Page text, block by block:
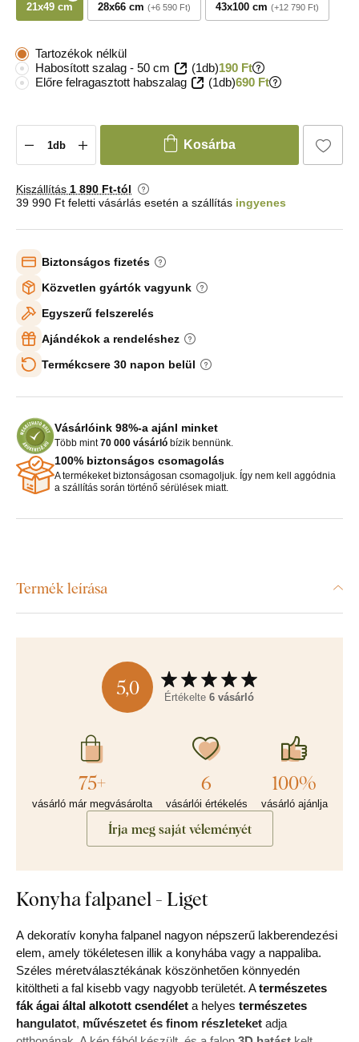
21x49 cm 28x66 cm +6 590 Ft 43x100 cm +12 790 Ft
Tartozékok nélkül
Habosított szalag - 50 cm
(1db)190 Ft
Előre felragasztott habszalag
(1db)690 Ft
Kosárba
Kiszállítás 1 890 Ft-tól
39 990 Ft feletti vásárlás esetén a szállítás ingyenes
Biztonságos fizetés
Közvetlen gyártók vagyunk
Egyszerű felszerelés
Ajándékok a rendeléshez
Termékcsere 30 napon belül
Vásárlóink 98%-a ajánl minket
Több mint70 000 vásárló bízik bennünk.
100% biztonságos csomagolás
A termékeket biztonságosan csomagoljuk. Így nem kell aggódnia
a szállítás során történő sérülések miatt.
Termék leírása
5,0 Értékelte 6 vásárló
75+
vásárló már megvásárolta
6
vásárlói értékelés
100%
vásárló ajánlja
Írja meg saját véleményét
Konyha falpanel - Liget
A dekoratív konyha falpanel nagyon népszerű lakberendezési
elem, amely tökéletesen illik a konyhába vagy a nappaliba.
Széles méretválasztékának köszönhetően könnyedén
kitöltheti a fal kisebb vagy nagyobb területét. Atermészetes
fák ágai által alkotott csendélet a helyes természetes
hangulatot, művészetet és finom részleteket adja